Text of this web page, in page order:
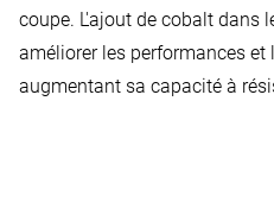
coupe. L'ajout de cobalt dans
améliorer les performances et
augmentant sa capacité à